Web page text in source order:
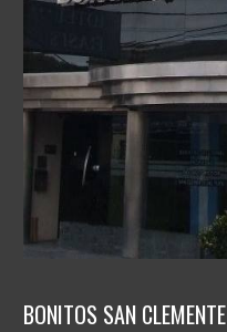
BONITOS SAN CLEMENTE